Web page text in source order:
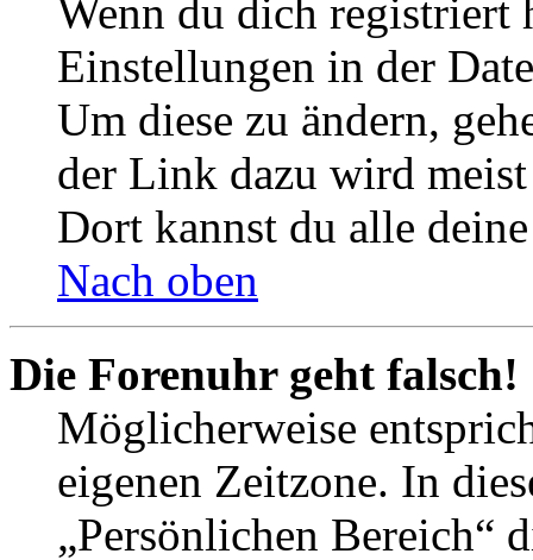
Wenn du dich registriert
Einstellungen in der
Um diese zu ändern,
der Link dazu wird
Dort kannst du alle
Nach oben
Die Forenuhr geht falsch!
Möglicherweise
eigenen Zeitzone. In
„Persönlichen Bereich“